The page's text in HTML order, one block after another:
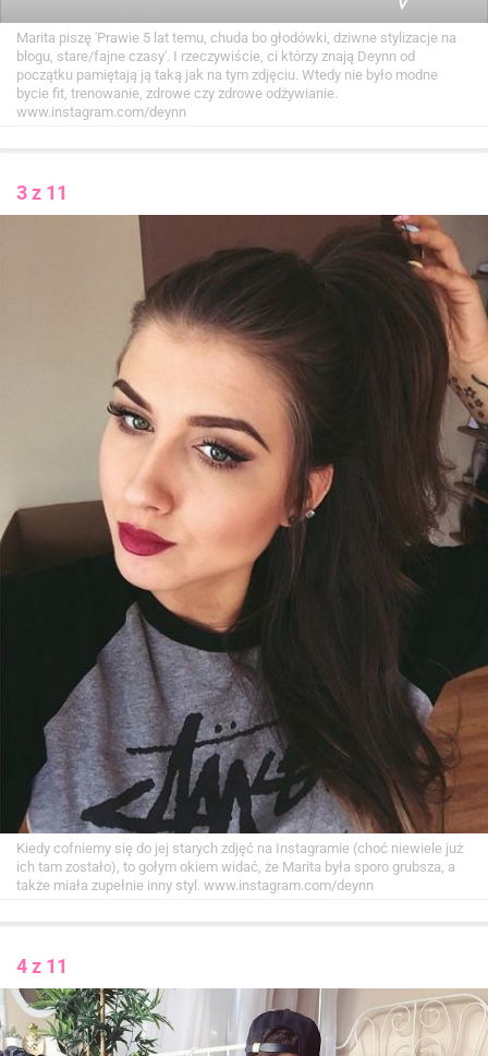
Marita piszę 'Prawie 5 lat temu, chuda bo głodówki, dziwne stylizacje na
blogu, stare/fajne czasy'. I rzeczywiście, ci którzy znają Deynn od
początku pamiętają ją taką jak na tym zdjęciu. Wtedy nie było modne
bycie fit, trenowanie, zdrowe czy zdrowe odżywianie.
www.instagram.com/deynn
3 z 11
Kiedy cofniemy się do jej starych zdjęć na Instagramie (choć niewiele już
ich tam zostało), to gołym okiem widać, że Marita była sporo grubsza, a
także miała zupełnie inny styl. www.instagram.com/deynn
4 z 11